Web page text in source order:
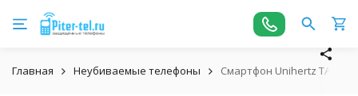
Главная Неубиваемые телефоны Смартфон Unihertz TANK 2